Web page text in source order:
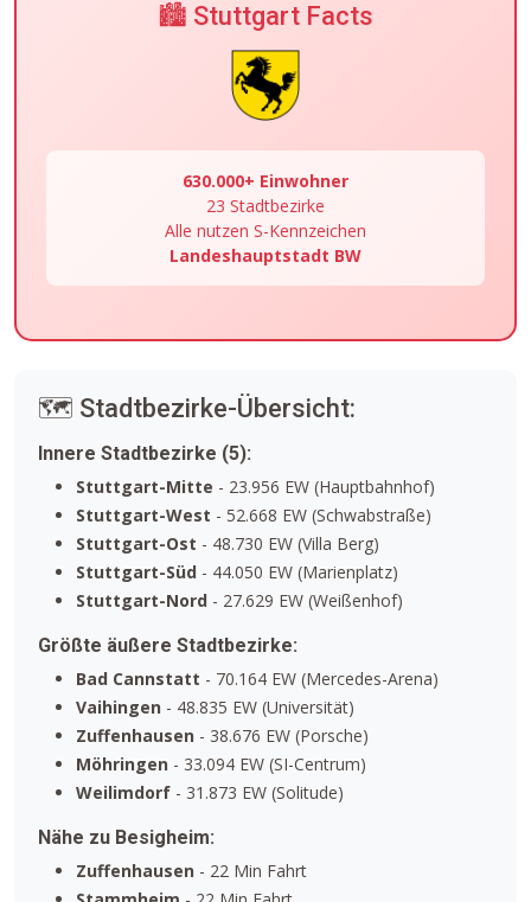
🏙️ Stuttgart Facts
630.000+ Einwohner
23 Stadtbezirke
Alle nutzen S-Kennzeichen
Landeshauptstadt BW
🗺️ Stadtbezirke-Übersicht:
Innere Stadtbezirke (5):
Stuttgart-Mitte - 23.956 EW (Hauptbahnhof)
Stuttgart-West - 52.668 EW (Schwabstraße)
Stuttgart-Ost - 48.730 EW (Villa Berg)
Stuttgart-Süd - 44.050 EW (Marienplatz)
Stuttgart-Nord - 27.629 EW (Weißenhof)
Größte äußere Stadtbezirke:
Bad Cannstatt - 70.164 EW (Mercedes-Arena)
Vaihingen - 48.835 EW (Universität)
Zuffenhausen - 38.676 EW (Porsche)
Möhringen - 33.094 EW (SI-Centrum)
Weilimdorf - 31.873 EW (Solitude)
Nähe zu Besigheim:
Zuffenhausen - 22 Min Fahrt